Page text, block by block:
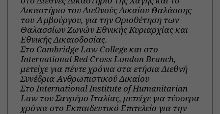
Δικαστήριο του Διεθνούς Δικαίου Θαλάσσης
του Αμβούργου, για την Οριοθέτηση των
Θαλασσίων Ζωνών Εθνικής Κυριαρχίας και
Εθνικής Δικαιοδοσίας.
Στο Cambridge Law College και στο
International Red Cross London Branch,
μετείχε για πέντε χρόνια στα ετήσια Διεθνή
Συνέδρια Ανθρωπιστικού Δικαίου
Στο International Institute of Humanitarian
Law του Σανρέμο Ιταλίας, μετείχε για τέσσερα
χρόνια στο Εκπαιδευτικό Επιτελείο για την